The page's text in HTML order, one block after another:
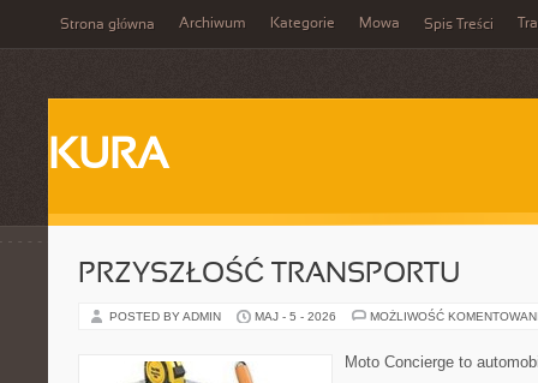
Strona główna Archiwum Kategorie Mowa Spis Treści
KURA
PRZYSZŁOŚĆ TRANSPORTU
POSTED BY ADMIN MAJ - 5 - 2026 MOŻLIWOŚĆ
Moto Concierge to